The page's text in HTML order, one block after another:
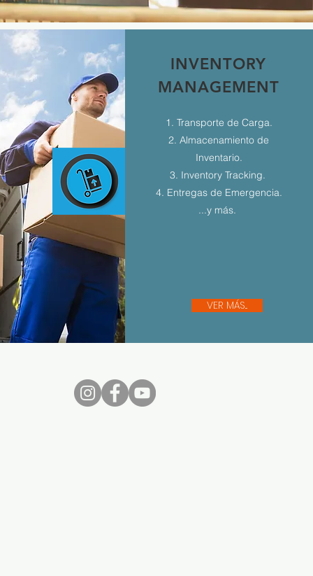
INVENTORY
MANAGEMENT
1. Transporte de Carga.
2. Almacenamiento de
Inventario.
3. Inventory Tracking.
4. Entregas de Emergencia.
...y más.
VER MÁS...